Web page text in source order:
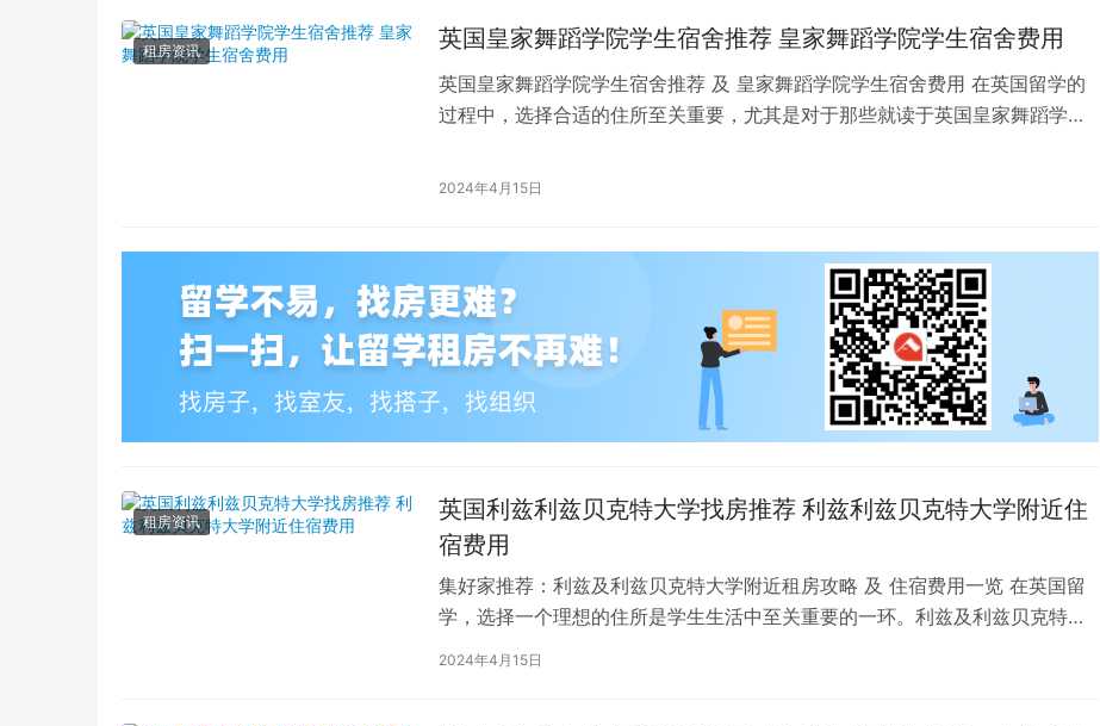
租房资讯 英国皇家舞蹈学院学生宿舍推荐 皇家舞蹈学院学生宿舍费用
英国皇家舞蹈学院学生宿舍推荐 及 皇家舞蹈学院学生宿舍费用 在英国留学的
过程中，选择合适的住所至关重要，尤其是对于那些就读于英国皇家舞蹈学院
2024年4月15日
租房资讯
英国利兹利兹贝克特大学找房推荐 利兹利兹贝克特大学附近住
宿费用
集好家推荐：利兹及利兹贝克特大学附近租房攻略 及 住宿费用一览 在英国留
学，选择一个理想的住所是学生生活中至关重要的一环。利兹及利兹贝克特大
学（以下简称利兹贝大）作为英国一所卓越的…
2024年4月15日